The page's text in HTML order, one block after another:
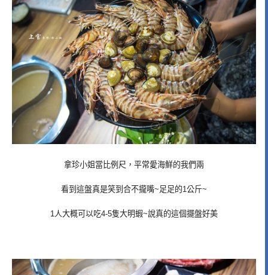
拿珍小姐當比例尺，平常愛海鮮的我們兩
看到這盤真是笑到合不攏嘴~足足的1公斤~
1人大概可以吃4-5隻大明蝦~說真的這個擺盤好美